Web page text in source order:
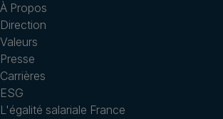
À Propos
Direction
Valeurs
Presse
Carrières
ESG
L'égalité salariale France